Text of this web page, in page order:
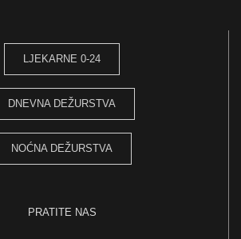
LJEKARNE 0-24
DNEVNA DEŽURSTVA
NOĆNA DEŽURSTVA
PRATITE NAS